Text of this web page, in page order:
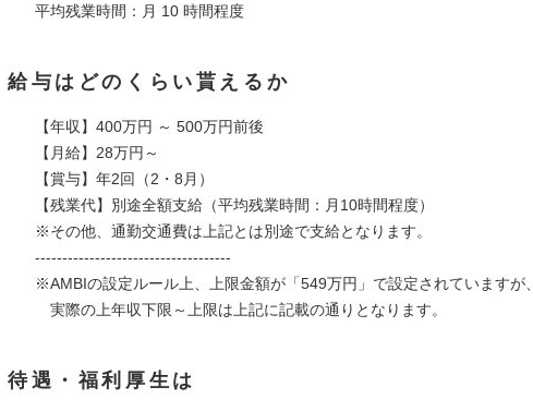
平均残業時間：月 10 時間程度
給与はどのくらい貰えるか
【年収】400万円 ～ 500万円前後
【月給】28万円～
【賞与】年2回（2・8月）
【残業代】別途全額支給（平均残業時間：月10時間程度）
※その他、通勤交通費は上記とは別途で支給となります。
------------------------------------
※AMBIの設定ルール上、上限金額が「549万円」で設定されていますが、
実際の上年収下限～上限は上記に記載の通りとなります。
待遇・福利厚生は